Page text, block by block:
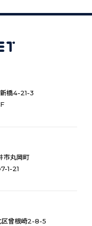
橋4-21-3
市丸岡町
1-21
区曾根崎2-8-5